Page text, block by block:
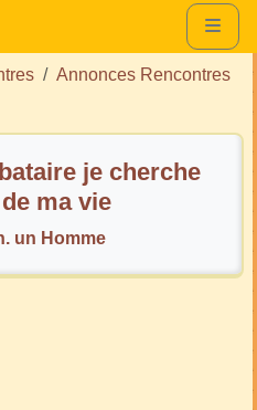
Annonces Rencontres
je cherche
ma vie
un Homme